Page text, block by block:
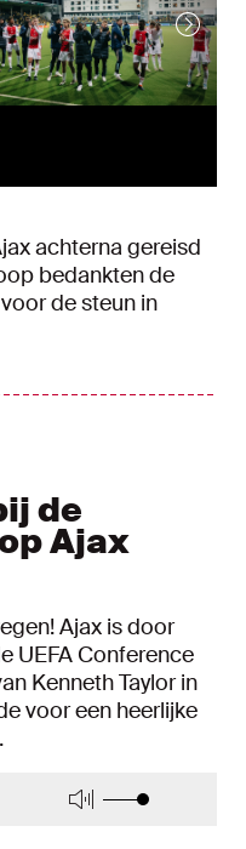
achterna gereisd
bedankten de
de steun in
de
Ajax
Ajax is door
UEFA Conference
Kenneth Taylor in
voor een heerlijke